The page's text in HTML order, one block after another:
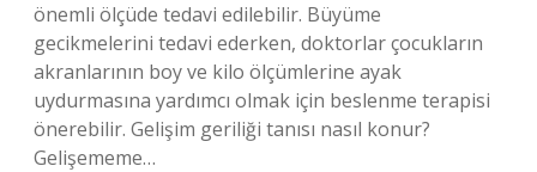
önemli ölçüde tedavi edilebilir. Büyüme
gecikmelerini tedavi ederken, doktorlar çocukların
akranlarının boy ve kilo ölçümlerine ayak
uydurmasına yardımcı olmak için beslenme terapisi
önerebilir. Gelişim geriliği tanısı nasıl konur?
Gelişememe…